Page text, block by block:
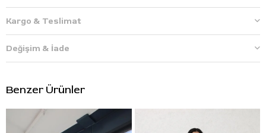
Kargo & Teslimat
Değişim & İade
Benzer Ürünler